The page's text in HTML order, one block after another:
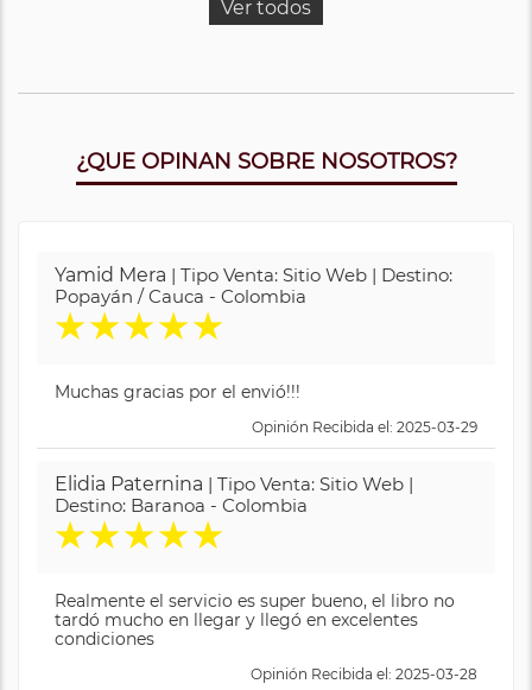
Ver todos
¿QUE OPINAN SOBRE NOSOTROS?
Yamid Mera | Tipo Venta: Sitio Web | Destino:
Popayán / Cauca - Colombia
★★★★★
Muchas gracias por el envió!!!
Opinión Recibida el: 2025-03-29
Elidia Paternina | Tipo Venta: Sitio Web |
Destino: Baranoa - Colombia
★★★★★
Realmente el servicio es super bueno, el libro no
tardó mucho en llegar y llegó en excelentes
condiciones
Opinión Recibida el: 2025-03-28